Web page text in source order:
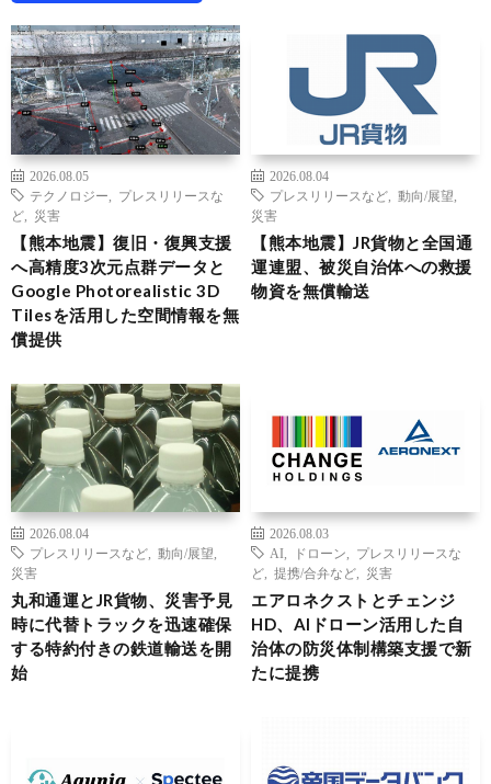
2026.08.05
テクノロジー
プレスリリースな
ど
災害
【熊本地震】復旧・復興支援
へ高精度3次元点群データと
Google Photorealistic 3D
Tilesを活用した空間情報を無
償提供
2026.08.04
プレスリリースなど
動向/展望
災害
【熊本地震】JR貨物と全国通
運連盟、被災自治体への救援
物資を無償輸送
2026.08.04
プレスリリースなど
動向/展望
災害
丸和通運とJR貨物、災害予見
時に代替トラックを迅速確保
する特約付きの鉄道輸送を開
始
2026.08.03
AI
ドローン
プレスリリースな
ど
提携/合弁など 災害
エアロネクストとチェンジ
HD、AIドローン活用した自
治体の防災体制構築支援で新
たに提携